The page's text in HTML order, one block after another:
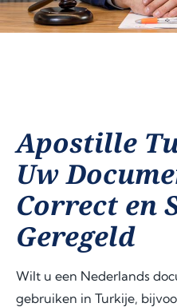
Apostille
Uw
Correct en
Geregeld
Wilt u een Nederlands
gebruiken in Turkije,